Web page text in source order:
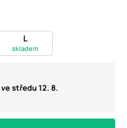
L
skladem
ve středu 12. 8.